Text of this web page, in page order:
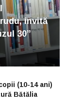
invită
30”
(10-14 ani)
Bătălia